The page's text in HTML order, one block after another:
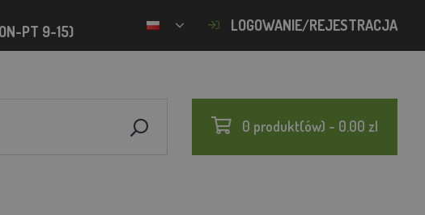
PT 9-15) LOGOWANIE/REJESTRACJA
0 produkt(ów) - 0.00 zl